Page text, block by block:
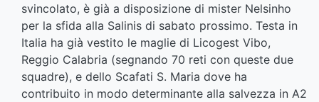
svincolato, è già a disposizione di mister Nelsinho
per la sfida alla Salinis di sabato prossimo. Testa in
Italia ha già vestito le maglie di Licogest Vibo,
Reggio Calabria (segnando 70 reti con queste due
squadre), e dello Scafati S. Maria dove ha
contribuito in modo determinante alla salvezza in A2